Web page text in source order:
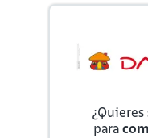
para